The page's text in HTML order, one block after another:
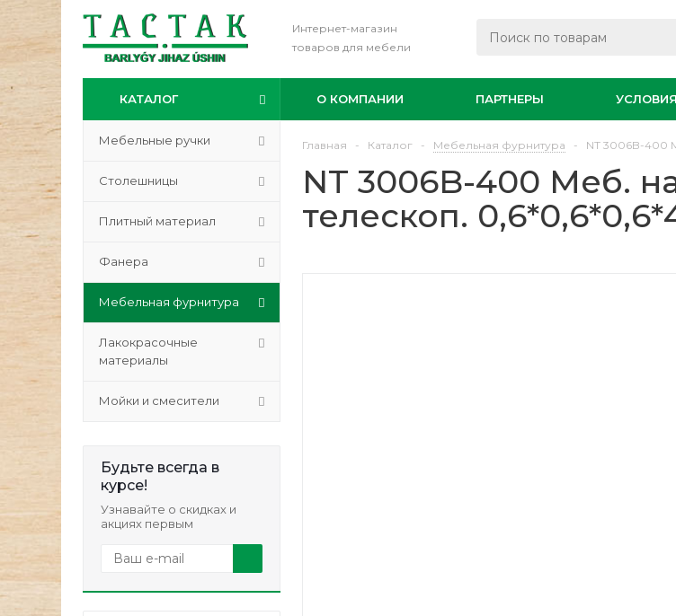
Интернет-магазин
товаров для мебели
КАТАЛОГ О КОМПАНИИ ПАРТНЕРЫ
Мебельные ручки
Столешницы
Плитный материал
Фанера
Мебельная фурнитура
Лакокрасочные
материалы
Мойки и смесители
Будьте всегда в
курсе!
Узнавайте о скидках и
акциях первым
Главная - Каталог - Мебельная фурнитура - NT 3006B-400
NT 3006B-400 Меб.
телескоп.